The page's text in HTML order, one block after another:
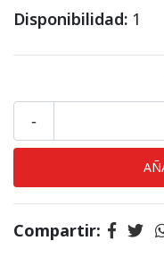
Disponibilidad: 1
-
Compartir: